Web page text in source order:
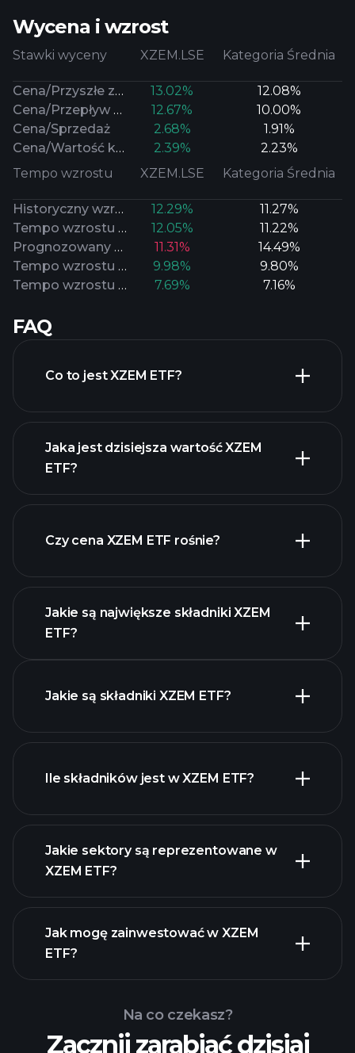
Wycena i wzrost
Stawki wyceny XZEM.LSE Kategoria Średnia
Cena/Przyszłe zyski 13.02%
12.08%
Cena/Przepływ gotówki
12.67%
10.00%
Cena/Sprzedaż
2.68%
1.91%
Cena/Wartość księgowa
2.39%
2.23%
Tempo wzrostu
XZEM.LSE Kategoria Średnia
Historyczny wzrost zysków 12.29%
11.27%
Tempo wzrostu przepływu gotówkowego
12.05%
11.22%
Prognozowany długoterminowy wzrost zysków
11.31%
14.49%
Tempo wzrostu wartości księgowej
9.98%
9.80%
Tempo wzrostu sprzedaży
7.69% 7.16%
FAQ
Co to jest XZEM ETF?
Jaka jest dzisiejsza wartość XZEM
ETF?
zaawansowanym wykresie
Czy cena XZEM ETF rośnie?
Jakie są największe składniki XZEM
ETF?
Jakie są składniki XZEM ETF?
holdings
Ile składników jest w XZEM ETF?
Jakie sektory są reprezentowane w
XZEM ETF?
Jak mogę zainwestować w XZEM
ETF?
Na co czekasz?
Zacznij zarabiać dzisiaj